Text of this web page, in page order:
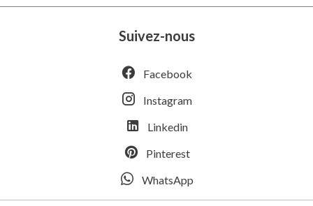
Suivez-nous
Facebook
Instagram
Linkedin
Pinterest
WhatsApp